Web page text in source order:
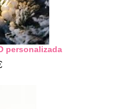
personalizada